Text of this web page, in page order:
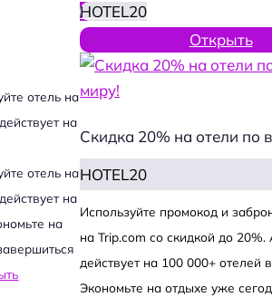
отель на
на
отель на
на
на
HOTEL20
Открыть
Скидка 20% на отели по
HOTEL20
Используйте промокод и
на Trip.com со скидкой до 20%.
действует на 100 000+ отелей
Экономьте на отдыхе уже